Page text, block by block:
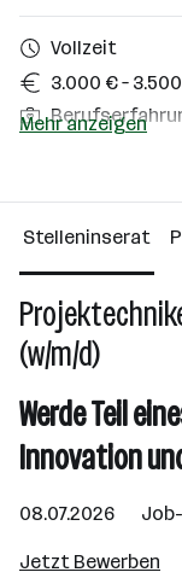
Vollzeit
3.000 € –
Über das
Linz
Mehr anzeigen
Stelleninserat
(w/m/d)
Werde Teil
Innovation
08.07.2026 Job-
Jetzt Bewerben